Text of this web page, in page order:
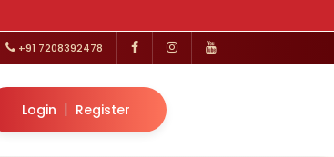
+91 7208392478
Login | Register